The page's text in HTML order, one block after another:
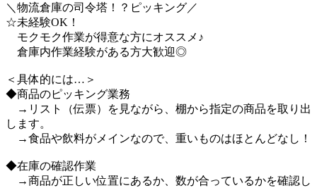
＼物流倉庫の司令塔！？ピッキング／
☆未経験OK！
モクモク作業が得意な方にオススメ♪
倉庫内作業経験がある方大歓迎◎
＜具体的には…＞
◆商品のピッキング業務
→リスト（伝票）を見ながら、棚から指定の商品を取り出
します。
→食品や飲料がメインなので、重いものはほとんどなし！
◆在庫の確認作業
→商品が正しい位置にあるか、数が合っているかを確認し